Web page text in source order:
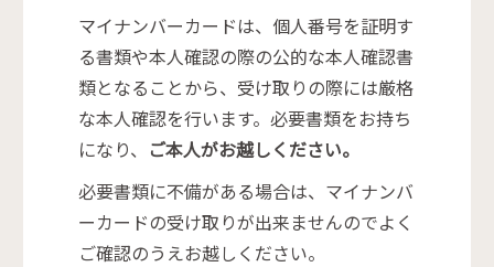
マイナンバーカードは、個人番号を証明す
る書類や本人確認の際の公的な本人確認書
類となることから、受け取りの際には厳格
な本人確認を行います。必要書類をお持ち
になり、 ご本人がお越しください。
必要書類に不備がある場合は、マイナンバ
ーカードの受け取りが出来ませんのでよく
ご確認のうえお越しください。